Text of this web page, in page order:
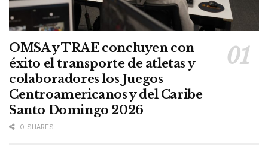
OMSA y TRAE concluyen con
éxito el transporte de atletas y
colaboradores los Juegos
Centroamericanos y del Caribe
Santo Domingo 2026
0 SHARES